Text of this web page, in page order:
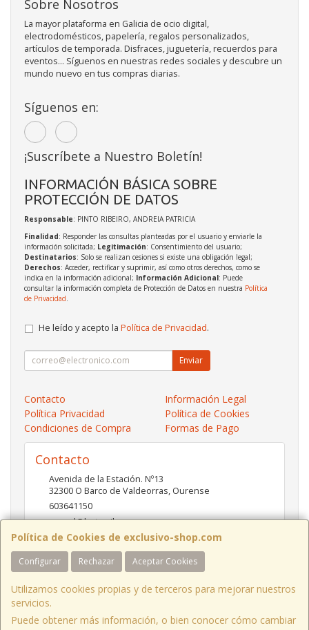
Política de Cookies de exclusivo-shop.com
Configurar Rechazar Aceptar Cookies
Utilizamos cookies propias y de terceros para mejorar nuestros
servicios.
Puede obtener más información, o bien conocer cómo cambiar
Sobre Nosotros
La mayor plataforma en Galicia de ocio digital,
electrodomésticos, papelería, regalos personalizados,
artículos de temporada. Disfraces, juguetería, recuerdos para
eventos... Síguenos en nuestras redes sociales y descubre un
mundo nuevo en tus compras diarias.
Síguenos en:
¡Suscríbete a Nuestro Boletín!
INFORMACIÓN BÁSICA SOBRE
PROTECCIÓN DE DATOS
Responsable: PINTO RIBEIRO, ANDREIA PATRICIA
Finalidad: Responder las consultas planteadas por el usuario y enviarle la
información solicitada; Legitimación: Consentimiento del usuario;
Destinatarios: Solo se realizan cesiones si existe una obligación legal;
Derechos: Acceder, rectificar y suprimir, así como otros derechos, como se
indica en la información adicional; Información Adicional: Puede
consultar la información completa de Protección de Datos en nuestra Política
de Privacidad
He leído y acepto la Política de Privacidad.
Enviar
Contacto
Información Legal
Política Privacidad
Política de Cookies
Condiciones de Compra
Formas de Pago
Contacto
Avenida de la Estación. Nº13
32300 O Barco de Valdeorras, Ourense
603641150
pc-red@hotmail.es
Horario
10:00- 13:30 / 17:00- 20:30